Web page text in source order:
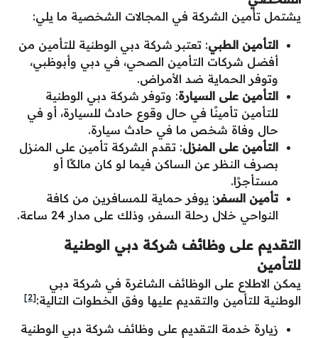
يشتمل تأمين الشركة في المجالات الشخصية ما يلي:
التأمين الطبي: تعتبر شركة دبي الوطنية للتأمين من
أفضل شركات التأمين الصحي، في دبي وأبوظبي،
وتوفر الحماية ضد الأمراض.
التأمين على السيارة: وتوفر شركة دبي الوطنية
للتأمين تأمينًا في حال وقوع حادث للسيارة، أو في
حال وفاة شخص ما في حادث سيارة.
التأمين على المنزل: تقدم الشركة تأمين على المنزل
بصرف النظر عن الساكن فيما لو كان مالكًا أو
مستأجرًا.
تأمين السفر: يوفر حماية للمسافرين من كافة
النواحي خلال رحلة السفر، وذلك على مدار 24 ساعة.
التقديم على وظائف شركة دبي الوطنية
للتأمين
يمكن الاطلاع على الوظائف الشاغرة في شركة دبي
الوطنية للتأمين والتقديم عليها وفق الخطوات التالية:[2]
زيارة خدمة التقديم على وظائف شركة دبي الوطنية